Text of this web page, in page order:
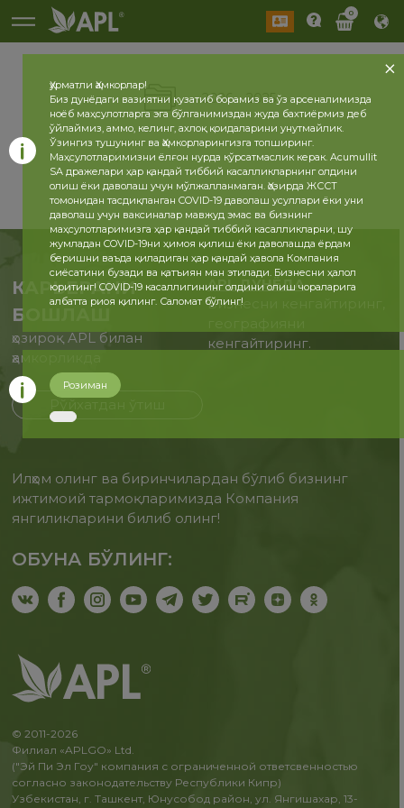
0
2026 2025
КАРЬЕРАНИ
БОШЛАШ
ҳозироқ APL билан
ҳамкорликда
APL ДУНЁДА
Бизнесни кенгайтиринг,
кенгайтиринг.
Илҳом олинг ва биринчилардан бўлиб бизнинг
ижтимоий тармоқларимизда Компания
янгиликларини билиб олинг!
ОБУНА БЎЛИНГ:
© 2011-2026
Филиал «APLGO» Ltd.
("Эй Пи Эл Гоу" компания с ограниченной ответсвенностью
согласно законодательству Республики Кипр)
Узбекистан, г. Ташкент, Юнусобод район, ул. Янгишахар, 13-
Ҳурматли Ҳамкорлар!
Биз дунёдаги вазиятни кузатиб борамиз ва ўз арсеналимизда
ноёб маҳсулотларга эга бўлганимиздан жуда бахтиёрмиз деб
ўйлаймиз, аммо, келинг, ахлоқ қоидаларини унутмайлик.
Ўзингиз тушунинг ва Ҳамкорларингизга топширинг.
Маҳсулотларимизни ёлғон нурда кўрсатмаслик керак. Acumullit
SA дражелари ҳар қандай тиббий касалликларнинг олдини
олиш ёки даволаш учун мўлжалланмаган. Ҳозирда ЖССТ
томонидан тасдиқланган COVID-19 даволаш усуллари ёки уни
даволаш учун ваксиналар мавжуд эмас ва бизнинг
маҳсулотларимизга ҳар қандай тиббий касалликларни, шу
жумладан COVID-19ни ҳимоя қилиш ёки даволашда ёрдам
беришни ваъда қиладиган ҳар қандай ҳавола Компания
сиёсатини бузади ва қатъиян ман этилади. Бизнесни ҳалол
юритинг! COVID-19 касаллигининг олдини олиш чораларига
албатта риоя қилинг. Саломат бўлинг!
Розиман